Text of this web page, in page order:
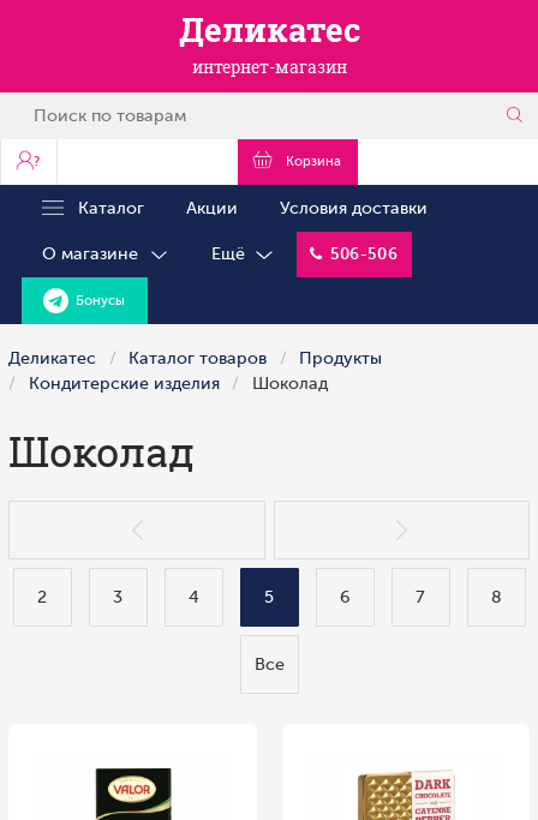
Деликатес
интернет-магазин
? Корзина
Каталог Акции Условия доставки
О магазине Ещё 506-506
Бонусы
Деликатес Каталог товаров
Продукты
Кондитерские изделия
Шоколад
Шоколад
2 3 4 5 6 7 8
Все